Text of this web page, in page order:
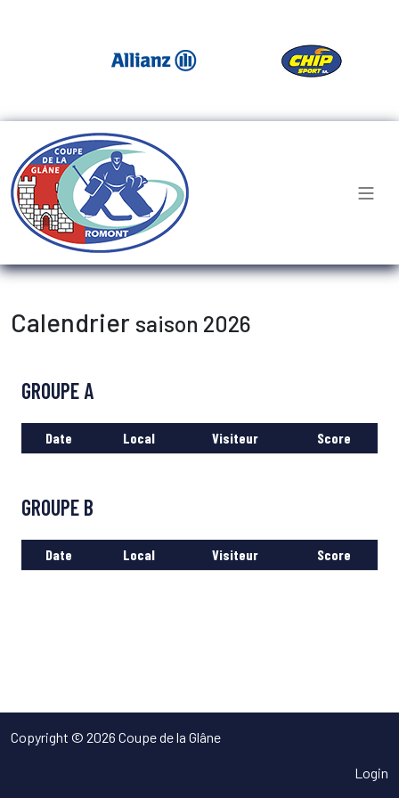
Calendrier saison 2026
GROUPE A
Date Local Visiteur Score
GROUPE B
Date Local Visiteur Score
Copyright © 2026 Coupe de la Glâne
Login